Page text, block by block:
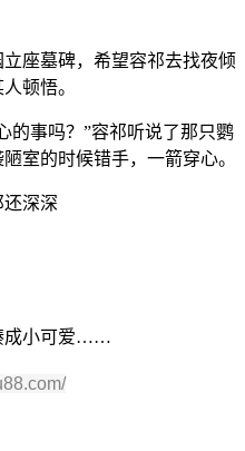
座墓碑，希望容祁去找夜倾
顿悟。
的事吗？”容祁听说了那只鹦
室的时候错手，一箭穿心。
深深
成小可爱……